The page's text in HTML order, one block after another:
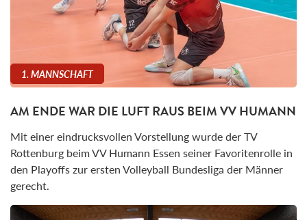
1. MANNSCHAFT
AM ENDE WAR DIE LUFT RAUS BEIM VV HUMANN
Mit einer eindrucksvollen Vorstellung wurde der TV
Rottenburg beim VV Humann Essen seiner Favoritenrolle in
den Playoffs zur ersten Volleyball Bundesliga der Männer
gerecht.